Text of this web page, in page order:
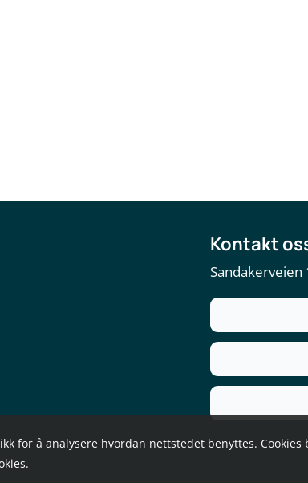
Kontakt
Sandakerveien
for å analysere hvordan nettstedet benyttes. Cookies